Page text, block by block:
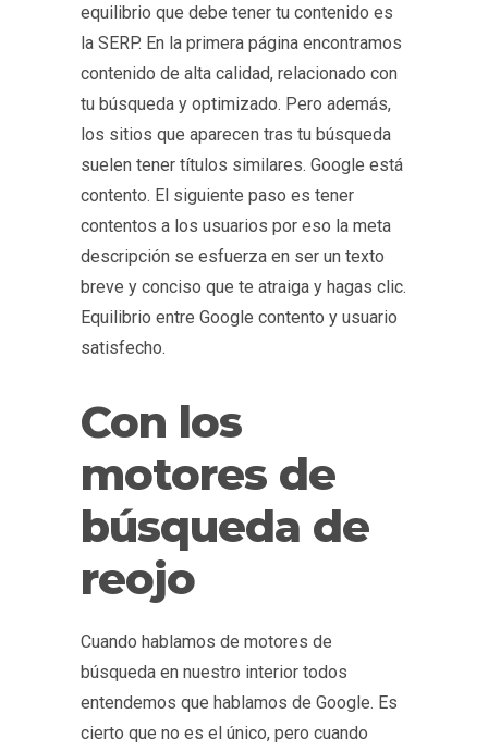
equilibrio que debe tener tu contenido es
la SERP. En la primera página encontramos
contenido de alta calidad, relacionado con
tu búsqueda y optimizado. Pero además,
los sitios que aparecen tras tu búsqueda
suelen tener títulos similares. Google está
contento. El siguiente paso es tener
contentos a los usuarios por eso la meta
descripción se esfuerza en ser un texto
breve y conciso que te atraiga y hagas clic.
Equilibrio entre Google contento y usuario
satisfecho.
Con los
motores de
búsqueda de
reojo
Cuando hablamos de motores de
búsqueda en nuestro interior todos
entendemos que hablamos de Google. Es
cierto que no es el único, pero cuando